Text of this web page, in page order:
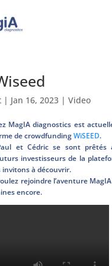
| Jan 16, 2023 | Video
MagIA diagnostics est
de crowdfundingWiSEED.
et Cédric se sont
investisseurs de la
invitons à découvrir.
rejoindre l’aventure
encore.